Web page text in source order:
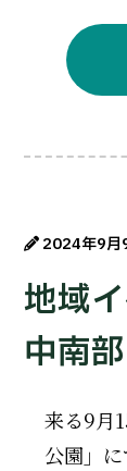
2024年9月
地域
中南
来る9月
公園」